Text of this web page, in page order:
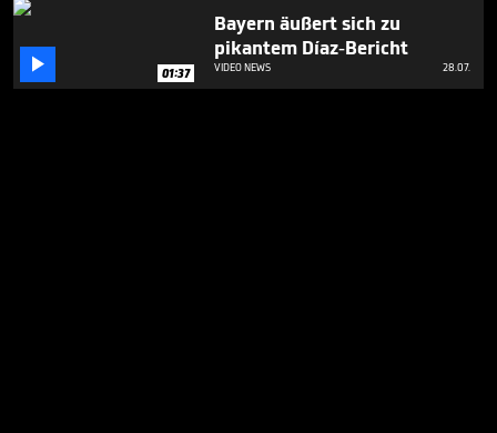
 01:37
Bayern äußert sich zu
pikantem Díaz-Bericht
VIDEO NEWS 28.07.